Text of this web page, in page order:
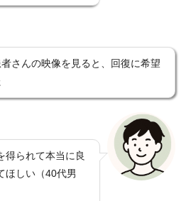
さんの映像を見ると、回復に希望
得られて本当に良
ほしい（40代男